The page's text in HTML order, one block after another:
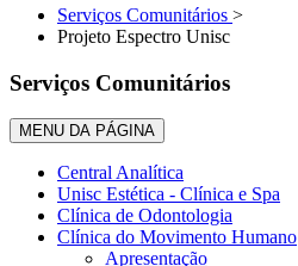
Serviços Comunitários >
Projeto Espectro Unisc
Serviços Comunitários
MENU DA PÁGINA
Central Analítica
Unisc Estética - Clínica e Spa
Clínica de Odontologia
Clínica do Movimento Humano
Apresentação